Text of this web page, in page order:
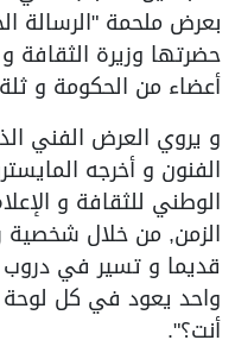
بعرض ملحمة "الرسالة
حضرتها وزيرة الثقافة
أعضاء من الحكومة و ثلة
و يروي العرض الفني
الفنون و أخرجه
الوطني للثقافة و
الزمن, من خلال شخصية
قديما و تسير في دروب
واحد يعود في كل
أنت؟".